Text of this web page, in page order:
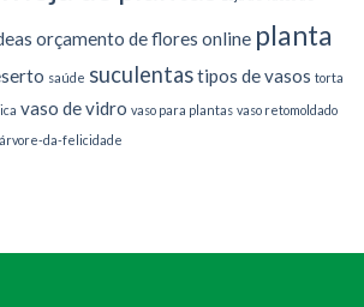
orçamento de flores online planta
saúde suculentastipos de vasos torta
vaso de vidro vaso para plantas vaso retomoldado
árvore-da-felicidade